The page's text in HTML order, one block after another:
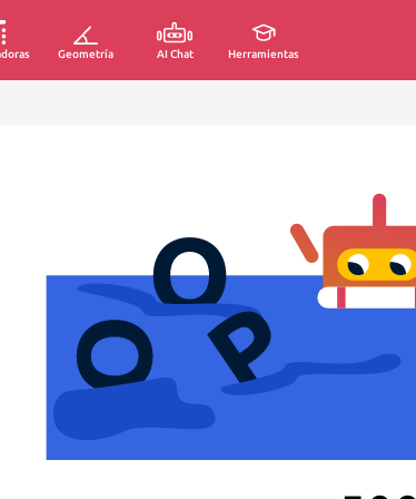
Geometría AI Chat Herramientas